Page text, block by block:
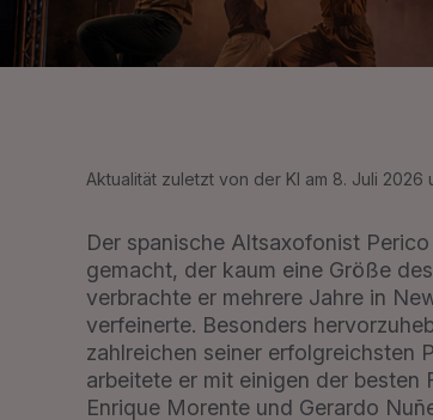
Aktualität zuletzt von der KI am 8. Juli 2026
Der spanische Altsaxofonist
gemacht, der kaum eine Größe
verbrachte er mehrere Jahre in
verfeinerte. Besonders
zahlreichen seiner erfolgreichsten
arbeitete er mit einigen der besten
Enrique Morente und Gerardo